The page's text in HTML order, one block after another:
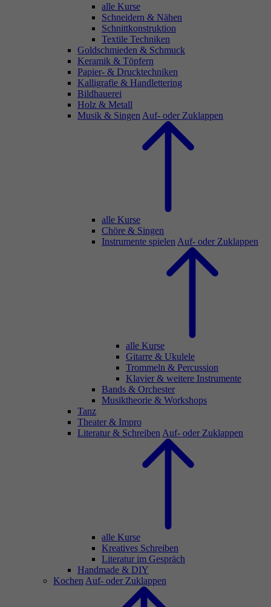
alle Kurse
Schneidern & Nähen
Schnittkonstruktion
Textile Techniken
Goldschmieden & Schmuck
Keramik & Töpfern
Papier- & Drucktechniken
Kalligrafie & Handlettering
Bildhauerei
Holz & Metall
Musik & Singen Auf- oder Zuklappen
alle Kurse
Chöre & Singen
Instrumente spielen Auf- oder Zuklappen
alle Kurse
Gitarre & Ukulele
Trommeln & Percussion
Klavier & weitere Instrumente
Bands & Orchester
Musiktheorie & Workshops
Tanz
Theater & Impro
Literatur & Schreiben Auf- oder Zuklappen
alle Kurse
Kreatives Schreiben
Literatur im Gespräch
Handmade & DIY
Kochen Auf- oder Zuklappen